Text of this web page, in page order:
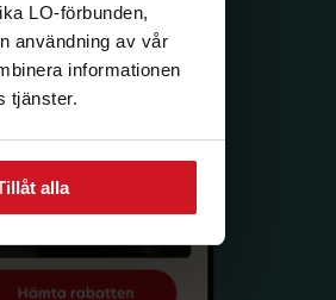
LO-förbunden,
användning av vår
informationen
tjänster.
alla